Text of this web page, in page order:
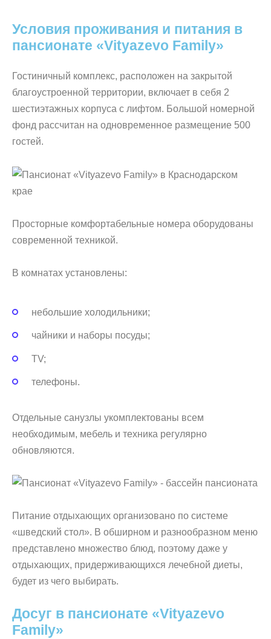
Условия проживания и питания в
пансионате «Vityazevo Family»
Гостиничный комплекс, расположен на закрытой
благоустроенной территории, включает в себя 2
шестиэтажных корпуса с лифтом. Большой номерной
фонд рассчитан на одновременное размещение 500
гостей.
Просторные комфортабельные номера оборудованы
современной техникой.
В комнатах установлены:
небольшие холодильники;
чайники и наборы посуды;
TV;
телефоны.
Отдельные санузлы укомплектованы всем
необходимым, мебель и техника регулярно
обновляются.
Питание отдыхающих организовано по системе
«шведский стол». В обширном и разнообразном меню
представлено множество блюд, поэтому даже у
отдыхающих, придерживающихся лечебной диеты,
будет из чего выбирать.
Досуг в пансионате «Vityazevo
Family»